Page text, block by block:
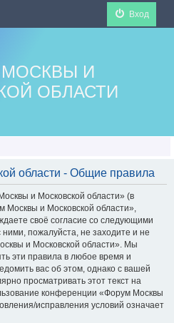
Вход
И
ОБЛАСТИ
области - Общие правила
и Московской области» (в
и Московской области»,
своё согласие со следующими
пожалуйста, не заходите и не
и Московской области». Мы
эти правила в любое время и
вас об этом, однако с вашей
просматривать этот текст на
конференции «Форум Москвы
исправления условий означает